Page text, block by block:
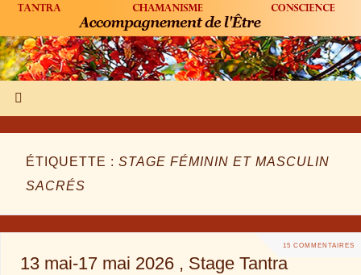
ÉTIQUETTE : STAGE FÉMININ ET MASCULIN
SACRÉS
15 COMMENTAIRES
13 mai-17 mai 2026 , Stage Tantra